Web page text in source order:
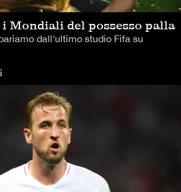
Mondiali del possesso palla
dall'ultimo studio Fifa su